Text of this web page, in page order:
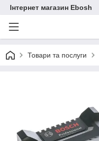
Інтернет магазин Ebosh
Товари та послуги